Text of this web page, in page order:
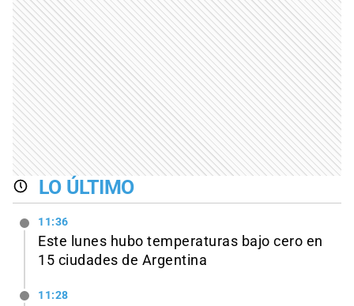
LO ÚLTIMO
11:36
Este lunes hubo temperaturas bajo cero en
15 ciudades de Argentina
11:28